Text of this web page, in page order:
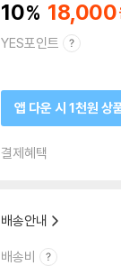
10 18,000
YES포인트
앱 다운 시 1천원 상
결제혜택
배송안내
배송비